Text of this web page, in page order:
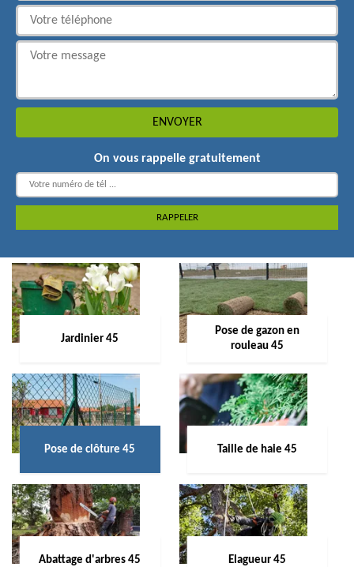
On vous rappelle gratuitement
Jardinier 45
Pose de gazon en
rouleau 45
Pose de clôture 45 Taille de haie 45
Abattage d'arbres 45 Elagueur 45